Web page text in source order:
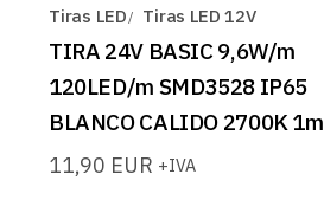
Tiras LED Tiras LED 12V
TIRA 24V BASIC 9,6W/m
120LED/m SMD3528 IP65
BLANCO CALIDO 2700K 1m
11,90 EUR +IVA